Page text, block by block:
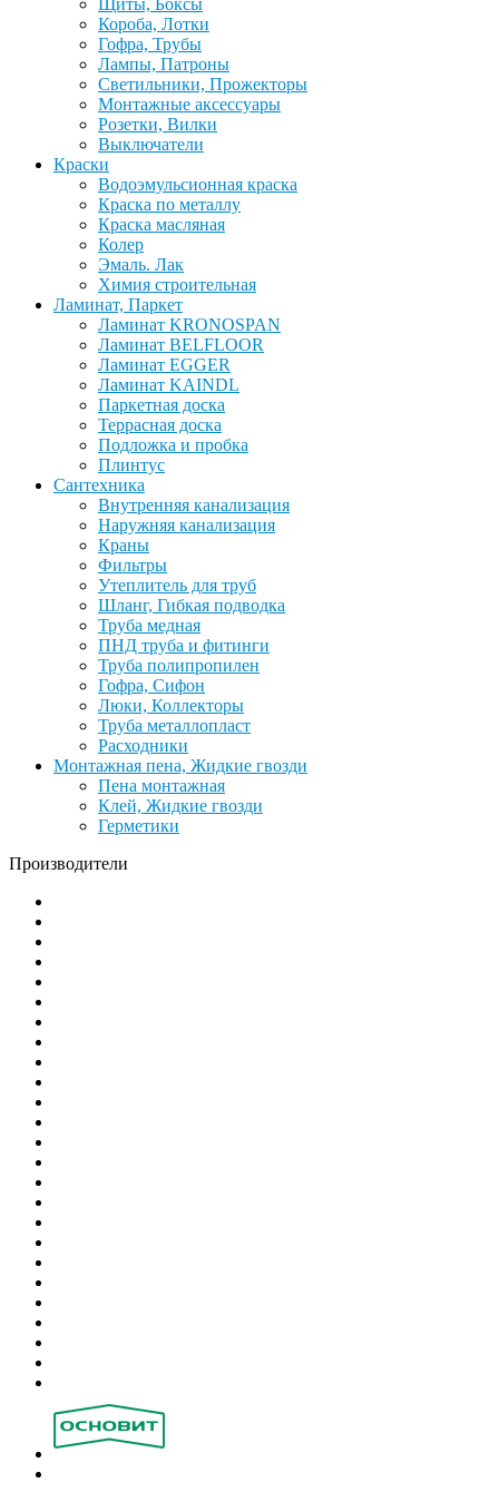
Щиты, Боксы
Короба, Лотки
Гофра, Трубы
Лампы, Патроны
Светильники, Прожекторы
Монтажные аксессуары
Розетки, Вилки
Выключатели
Краски
Водоэмульсионная краска
Краска по металлу
Краска масляная
Колер
Эмаль. Лак
Химия строительная
Ламинат, Паркет
Ламинат KRONOSPAN
Ламинат BELFLOOR
Ламинат EGGER
Ламинат KAINDL
Паркетная доска
Террасная доска
Подложка и пробка
Плинтус
Сантехника
Внутренняя канализация
Наружняя канализация
Краны
Фильтры
Утеплитель для труб
Шланг, Гибкая подводка
Труба медная
ПНД труба и фитинги
Труба полипропилен
Гофра, Сифон
Люки, Коллекторы
Труба металлопласт
Расходники
Монтажная пена, Жидкие гвозди
Пена монтажная
Клей, Жидкие гвозди
Герметики
Производители